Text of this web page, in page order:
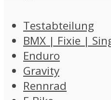
Testabteilung
BMX | Fixie |
Enduro
Gravity
Rennrad